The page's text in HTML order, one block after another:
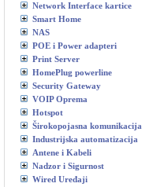
Network Interface kartice
Smart Home
NAS
POE i Power adapteri
Print Server
HomePlug powerline
Security Gateway
VOIP Oprema
Hotspot
Širokopojasna komunikacija
Industrijska automatizacija
Antene i Kabeli
Nadzor i Sigurnost
Wired Uređaji